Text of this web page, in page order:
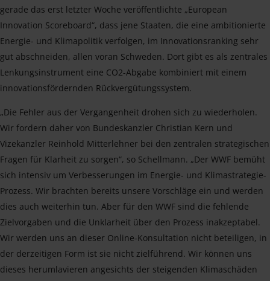
gerade das erst letzter Woche veröffentlichte „European
Innovation Scoreboard“, dass jene Staaten, die eine ambitionierte
Energie- und Klimapolitik verfolgen, im Innovationsranking sehr
gut abschneiden, allen voran Schweden. Dort gibt es als zentrales
Lenkungsinstrument eine CO2-Abgabe kombiniert mit einem
innovationsfördernden Rückvergütungssystem.
„Die Fehler aus der Vergangenheit drohen sich zu wiederholen.
Wir fordern daher von Bundeskanzler Christian Kern und
Vizekanzler Reinhold Mitterlehner bei den zentralen strategischen
Fragen für Klarheit zu sorgen“, so Schellmann. „Der WWF bemüht
sich intensiv um Verbesserungen im Energie- und Klimastrategie-
Prozess. Wir brachten bereits unsere Vorschläge ein und werden
dies auch weiterhin tun. Aber für den WWF sind die fehlende
Zielvorgaben und die Unklarheit über den Prozess inakzeptabel.
Wir werden uns an dieser Online-Konsultation nicht beteiligen, in
der derzeitigen Form ist sie nicht zielführend. Wir können uns
dieses herumlavieren angesichts der steigenden Klimaschäden